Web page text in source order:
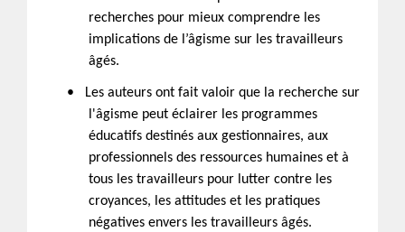
recherches pour mieux comprendre les
implications de l’âgisme sur les travailleurs
âgés.
•
Les auteurs ont fait valoir que la recherche sur
l'âgisme peut éclairer les programmes
éducatifs destinés aux gestionnaires, aux
professionnels des ressources humaines et à
tous les travailleurs pour lutter contre les
croyances, les attitudes et les pratiques
négatives envers les travailleurs âgés.